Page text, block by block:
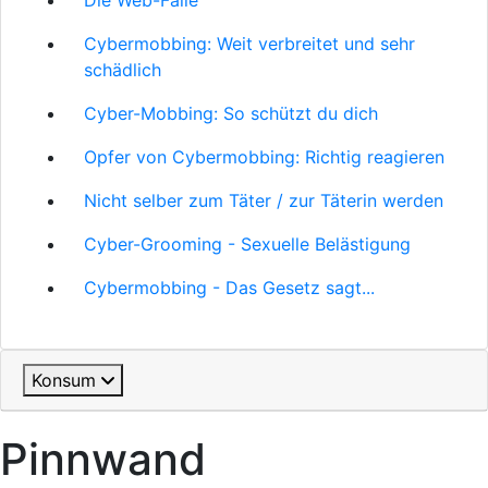
Cybermobbing: Weit verbreitet und sehr
schädlich
Cyber-Mobbing: So schützt du dich
Opfer von Cybermobbing: Richtig reagieren
Nicht selber zum Täter / zur Täterin werden
Cyber-Grooming - Sexuelle Belästigung
Cybermobbing - Das Gesetz sagt...
Konsum
Pinnwand